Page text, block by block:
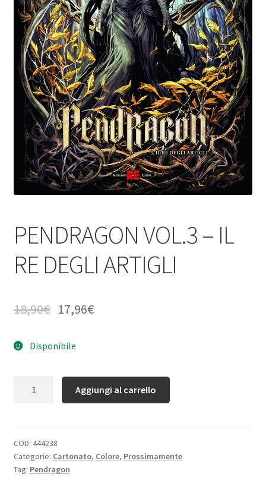
PENDRAGON VOL.3 – IL
RE DEGLI ARTIGLI
18,90€ 17,96€
Disponibile
Aggiungi al carrello
COD: 444238
Categorie: Cartonato, Colore, Prossimamente
Tag: Pendragon